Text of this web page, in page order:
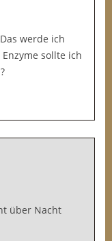
werde ich
sollte ich
über Nacht